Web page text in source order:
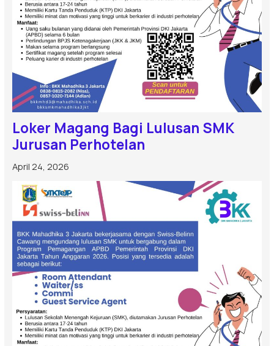
Loker Magang Bagi Lulusan SMK
Jurusan Perhotelan
April 24, 2026